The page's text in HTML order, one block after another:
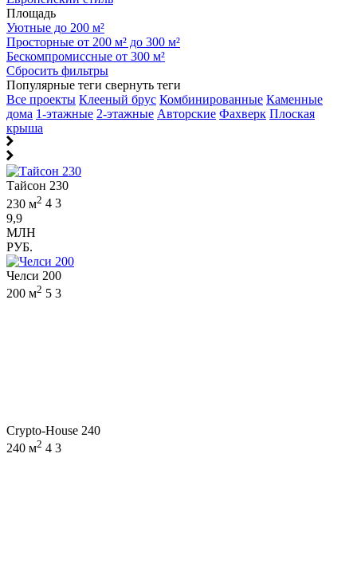
Площадь
Уютные до 200 м²
Просторные от 200 м² до 300 м²
Бескомпромиссные от 300 м²
Сбросить фильтры
Популярные теги свернуть теги
Все проекты Клееный брус Комбинированные Каменные
дома 1-этажные 2-этажные Авторские Фахверк Плоская
крыша
Тайсон 230
230 м2 4 3
9,9
МЛН
РУБ.
Челси 200
200 м2 5 3
Crypto-House 240
240 м2 4 3